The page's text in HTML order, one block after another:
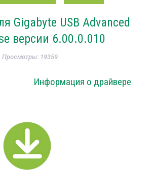
Gigabyte USB Advanced
версии 6.00.0.010
Просмотры: 19359
Информация о драйвере